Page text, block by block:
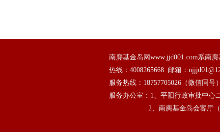
南麂基金岛网www.jjd001.com系南
热线： 4008265668
邮箱：
服务热线： 18757705026 （微信同号
服务办公室：1、平阳行政审批中心
2、南麂